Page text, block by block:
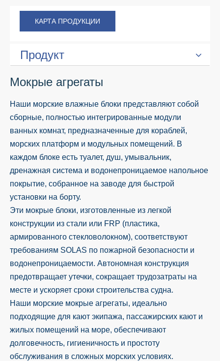
КАРТА ПРОДУКЦИИ
Продукт
Мокрые агрегаты
Наши морские влажные блоки представляют собой
сборные, полностью интегрированные модули
ванных комнат, предназначенные для кораблей,
морских платформ и модульных помещений. В
каждом блоке есть туалет, душ, умывальник,
дренажная система и водонепроницаемое напольное
покрытие, собранное на заводе для быстрой
установки на борту.
Эти мокрые блоки, изготовленные из легкой
конструкции из стали или FRP (пластика,
армированного стекловолокном), соответствуют
требованиям SOLAS по пожарной безопасности и
водонепроницаемости. Автономная конструкция
предотвращает утечки, сокращает трудозатраты на
месте и ускоряет сроки строительства судна.
Наши морские мокрые агрегаты, идеально
подходящие для кают экипажа, пассажирских кают и
жилых помещений на море, обеспечивают
долговечность, гигиеничность и простоту
обслуживания в сложных морских условиях.